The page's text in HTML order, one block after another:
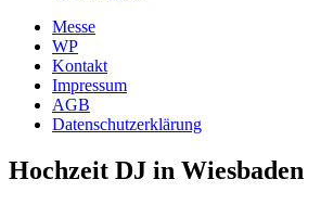
Messe
WP
Kontakt
Impressum
AGB
Datenschutzerklärung
Hochzeit DJ in Wiesbaden